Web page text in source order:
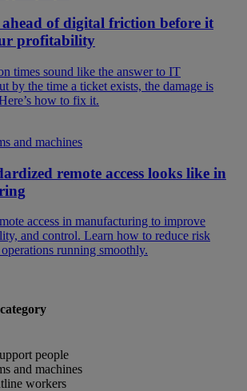
of digital friction before it
profitability
times sound like the answer to IT
by the time a ticket exists, the damage is
how to fix it.
and machines
remote access looks like in
access in manufacturing to improve
and control. Learn how to reduce risk
running smoothly.
people
and machines
workers